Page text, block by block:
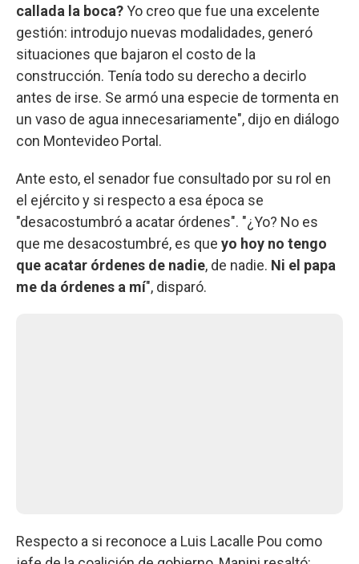
callada la boca?Yo creo que fue una excelente
gestión: introdujo nuevas modalidades, generó
situaciones que bajaron el costo de la
construcción. Tenía todo su derecho a decirlo
antes de irse. Se armó una especie de tormenta en
un vaso de agua innecesariamente", dijo en diálogo
con Montevideo Portal.
Ante esto, el senador fue consultado por su rol en
el ejército y si respecto a esa época se
"desacostumbró a acatar órdenes". "¿Yo? No es
que me desacostumbré, es que yo hoy no tengo
que acatar órdenes de nadie, de nadie. Ni el papa
me da órdenes a mí", disparó.
Respecto a si reconoce a Luis Lacalle Pou como